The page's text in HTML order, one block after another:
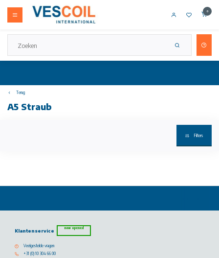
0
Terug
A5 Straub
Filters
Klantenservice now opened
Veelgestelde vragen
+31 (0) 10 304 66 00